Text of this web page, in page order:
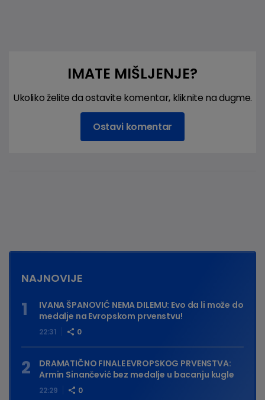
IMATE MIŠLJENJE?
Ukoliko želite da ostavite komentar, kliknite na dugme.
Ostavi komentar
NAJNOVIJE
22:31 0
IVANA ŠPANOVIĆ NEMA DILEMU: Evo da li može do
medalje na Evropskom prvenstvu!
22:29 0
DRAMATIČNO FINALE EVROPSKOG PRVENSTVA:
Armin Sinančević bez medalje u bacanju kugle